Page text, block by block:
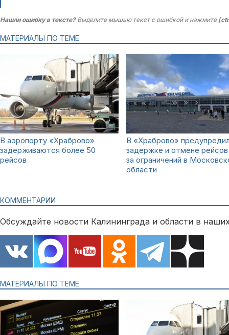
Нашли ошибку в тексте?Выделите мышью текст с ошибкой и нажмите
МАТЕРИАЛЫ ПО ТЕМЕ
В аэропорту «Храброво»
задерживаются более 50
рейсов
В «Храброво»
задержке и отмене
за ограничений в
области
КОММЕНТАРИИ
Обсуждайте новости Калининграда и области в
МАТЕРИАЛЫ ПО ТЕМЕ